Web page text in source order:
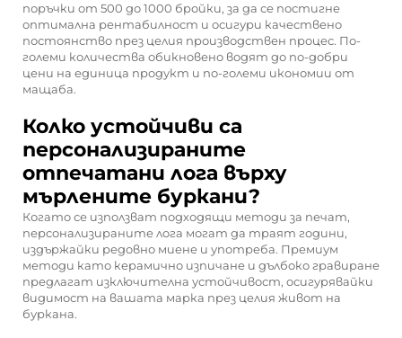
поръчки от 500 до 1000 бройки, за да се постигне
оптимална рентабилност и осигури качествено
постоянство през целия производствен процес. По-
големи количества обикновено водят до по-добри
цени на единица продукт и по-големи икономии от
мащаба.
Колко устойчиви са
персонализираните
отпечатани лога върху
мърлените буркани?
Когато се използват подходящи методи за печат,
персонализираните лога могат да траят години,
издържайки редовно миене и употреба. Премиум
методи като керамично изпичане и дълбоко гравиране
предлагат изключителна устойчивост, осигурявайки
видимост на вашата марка през целия живот на
буркана.